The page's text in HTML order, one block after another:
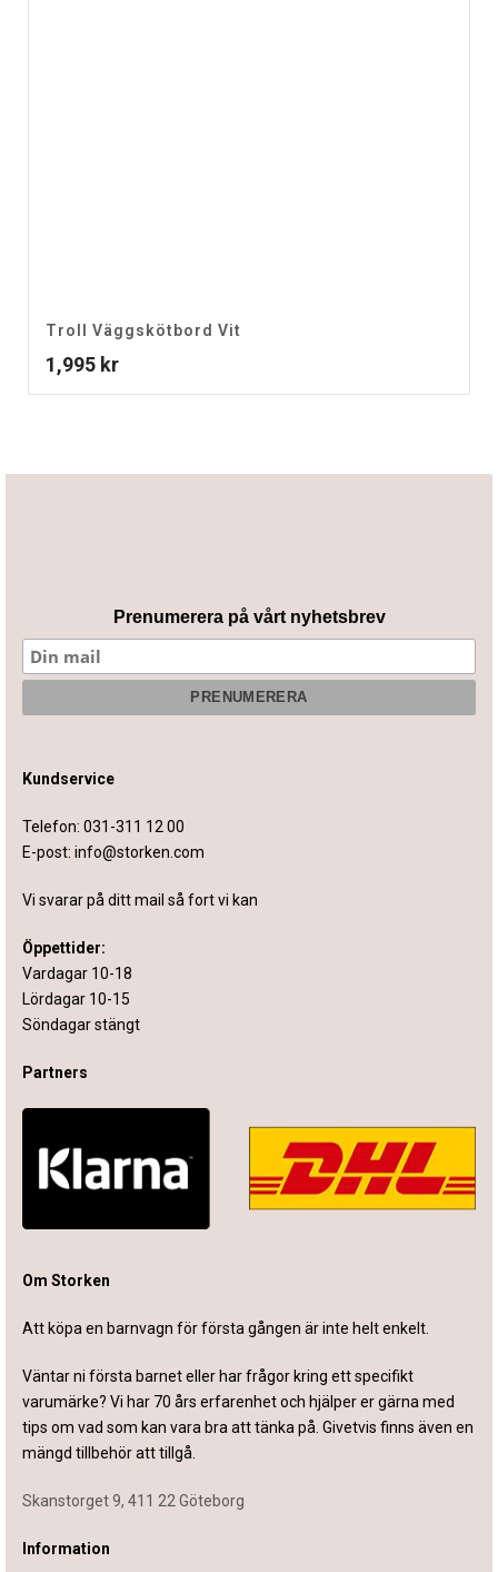
Troll Väggskötbord Vit
1,995 kr
Prenumerera på vårt nyhetsbrev
Kundservice
Telefon: 031-311 12 00
E-post: info@storken.com
Vi svarar på ditt mail så fort vi kan
Öppettider:
Vardagar 10-18
Lördagar 10-15
Söndagar stängt
Partners
Om Storken
Att köpa en barnvagn för första gången är inte helt enkelt.
Väntar ni första barnet eller har frågor kring ett specifikt
varumärke? Vi har 70 års erfarenhet och hjälper er gärna med
tips om vad som kan vara bra att tänka på. Givetvis finns även en
mängd tillbehör att tillgå.
Skanstorget 9, 411 22 Göteborg
Information